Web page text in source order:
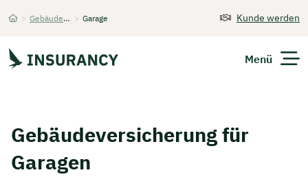
> Gebäudeversicherung > Garage Kunde werden
Menü
Unternehmen
Gebäudeversicherung für
Garagen